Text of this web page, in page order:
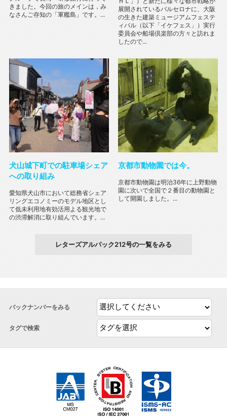
きました。今回の旅のメインは，み
なさんご存知の「軍艦島」です。...
展開されているバルセロナに、大阪
の生きた建築ミュージアムフェステ
ィバル（以下「イケフェス」）実行
委員会や船場倶楽部の方々と訪れま
したので...
犬山城下町での駐車場シェア
への取り組み
愛知県犬山市において総務省シェア
リングエコノミーのモデル地区とし
て低未利用地有効活用よる観光地で
の渋滞解消に取り組んでいます。...
京都市動物園では今。
京都市動物園は明治36年に上野動物
園に次いで全国で２番目の動物園と
して開園しました。...
レターズアルパック212号の一覧をみる
バックナンバーをみる
タグで検索